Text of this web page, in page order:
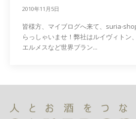
2010年11月5日
皆様方、マイブログへ来て、suria-
らっしゃいませ！弊社はルイヴィトン
エルメスなど世界ブラン...